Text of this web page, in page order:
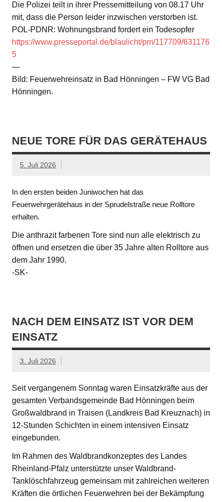
Die Polizei teilt in ihrer Pressemitteilung von 08.17 Uhr
mit, dass die Person leider inzwischen verstorben ist.
POL-PDNR: Wohnungsbrand fordert ein Todesopfer
https://www.presseportal.de/blaulicht/pm/117709/631176
5
—
Bild: Feuerwehreinsatz in Bad Hönningen – FW VG Bad
Hönningen.
NEUE TORE FÜR DAS GERÄTEHAUS
5. Juli 2026
In den ersten beiden Juniwochen hat das
Feuerwehrgerätehaus in der Sprudelstraße neue Rolltore
erhalten.
Die anthrazit farbenen Tore sind nun alle elektrisch zu
öffnen und ersetzen die über 35 Jahre alten Rolltore aus
dem Jahr 1990.
-SK-
NACH DEM EINSATZ IST VOR DEM
EINSATZ
3. Juli 2026
Seit vergangenem Sonntag waren Einsatzkräfte aus der
gesamten Verbandsgemeinde Bad Hönningen beim
Großwaldbrand in Traisen (Landkreis Bad Kreuznach) in
12-Stunden Schichten in einem intensiven Einsatz
eingebunden.
Im Rahmen des Waldbrandkonzeptes des Landes
Rheinland-Pfalz unterstützte unser Waldbrand-
Tanklöschfahrzeug gemeinsam mit zahlreichen weiteren
Kräften die örtlichen Feuerwehren bei der Bekämpfung